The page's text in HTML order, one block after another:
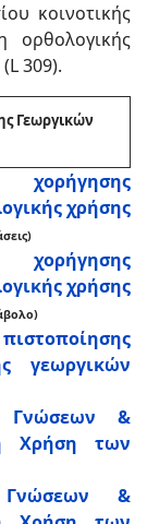
κοινοτικής
ορθολογικής
309).
Γεωργικών
χρήσης
χρήσης
γεωργικών
Γνώσεων &
Χρήση των
Γνώσεων &